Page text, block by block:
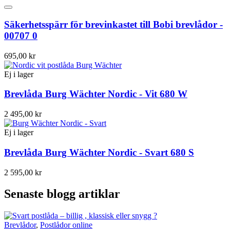
Säkerhetsspärr för brevinkastet till Bobi brevlådor -
00707 0
695,00 kr
Ej i lager
Brevlåda Burg Wächter Nordic - Vit 680 W
2 495,00 kr
Ej i lager
Brevlåda Burg Wächter Nordic - Svart 680 S
2 595,00 kr
Senaste blogg artiklar
Brevlådor, Postlådor online